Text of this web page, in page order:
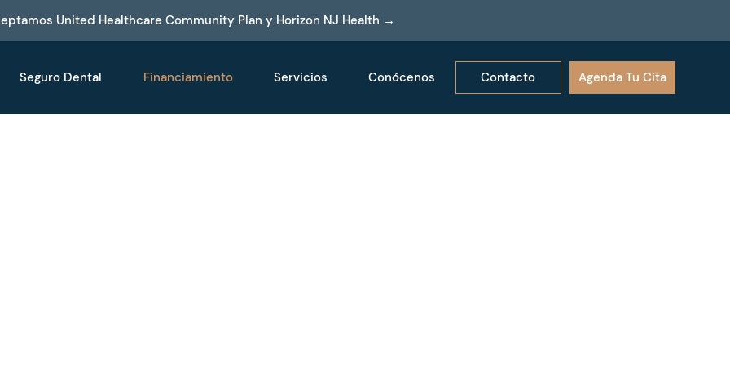
United Healthcare Community Plan y Horizon NJ Health →
Seguro Dental Financiamiento Servicios Conócenos Agenda Tu Cita
Contacto